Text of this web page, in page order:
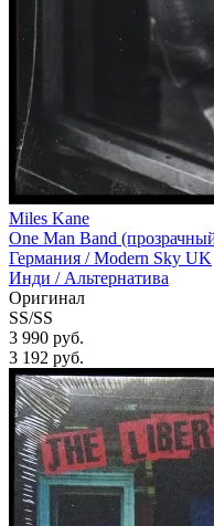
Miles Kane
One Man Band
Германия /Modern Sky UK
Инди / Альтернатива
Оригинал
SS/SS
3 990 руб.
3 192 руб.